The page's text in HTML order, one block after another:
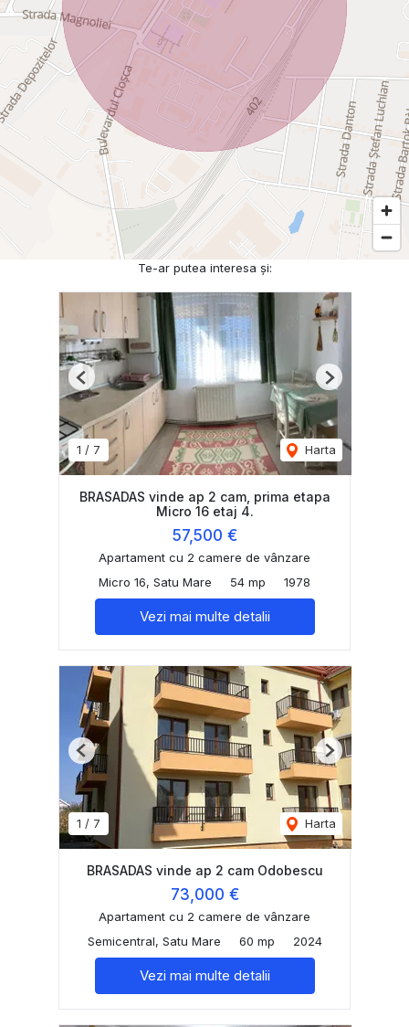
Te-ar putea interesa și:
1 / 7 Harta
Previous Next
BRASADAS vinde ap 2 cam, prima etapa
Micro 16 etaj 4.
57,500 €
Apartament cu 2 camere de vânzare
Micro 16, Satu Mare
54 mp 1978
Vezi mai multe detalii
1 / 7 Harta
Previous Next
BRASADAS vinde ap 2 cam Odobescu
73,000 €
Apartament cu 2 camere de vânzare
Semicentral, Satu Mare
60 mp 2024
Vezi mai multe detalii